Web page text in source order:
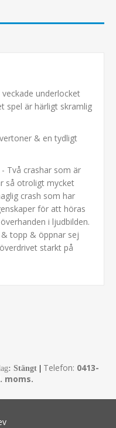
underlocket
spel är härligt skramlig
& en tydligt
- Två crashar som är
så otroligt mycket
crash som har
för att höras
i ljudbilden.
topp & öppnar sej
starkt på
: Stängt Telefon: 0413-
moms.